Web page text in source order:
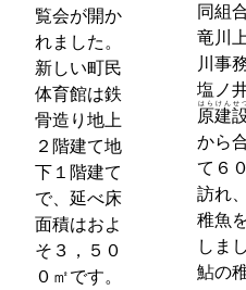
覧会が開か
れました。
新しい町民
体育館は鉄
骨造り地上
２階建て地
下１階建て
で、延べ床
面積はおよ
そ３，５０
０㎡です。
同組
竜川
川事
塩ノ
原建
はらけんせ
から
て６
訪れ
稚魚
しま
鮎の